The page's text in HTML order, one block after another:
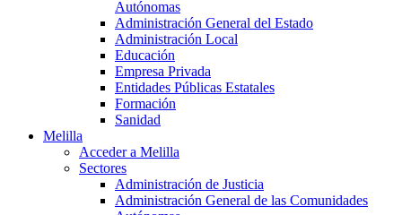
Autónomas
Administración General del Estado
Administración Local
Educación
Empresa Privada
Entidades Públicas Estatales
Formación
Sanidad
Melilla
Acceder a Melilla
Sectores
Administración de Justicia
Administración General de las Comunidades